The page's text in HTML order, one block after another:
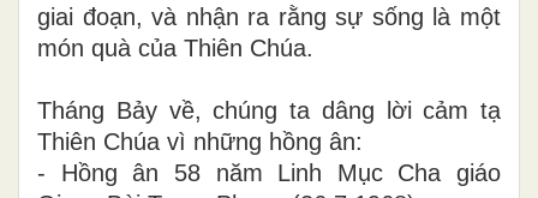
giai đoạn, và nhận ra rằng sự sống là một
món quà của Thiên Chúa.
Tháng Bảy về, chúng ta dâng lời cảm tạ
Thiên Chúa vì những hồng ân:
- Hồng ân 58 năm Linh Mục Cha giáo